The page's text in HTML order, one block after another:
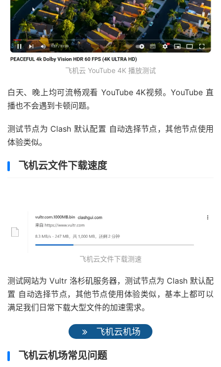
飞机云 YouTube 4K 播放测试
白天、晚上均可流畅观看 YouTube 4K视频。YouTube 直
播也不会遇到卡顿问题。
测试节点为 Clash 默认配置 自动选择节点，其他节点使用
体验类似。
飞机云文件下载速度
飞机云文件下载测速
测试网站为 Vultr 洛杉矶服务器，测试节点为 Clash 默认配
置 自动选择节点，其他节点使用体验类似，基本上都可以
满足我们日常下载大型文件的加速需求。
飞机云机场
飞机云机场常见问题